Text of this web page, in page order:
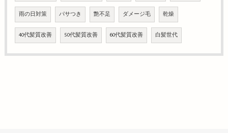
雨の日対策 パサつき 艶不足 ダメージ毛 乾燥
40代髪質改善 50代髪質改善 60代髪質改善 白髪世代